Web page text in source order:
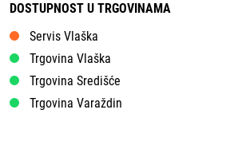
DOSTUPNOST U TRGOVINAMA
Servis Vlaška
Trgovina Vlaška
Trgovina Središće
Trgovina Varaždin